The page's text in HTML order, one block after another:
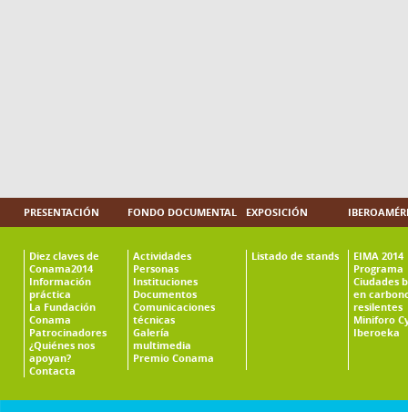
PRESENTACIÓN
Diez claves de
Conama2014
Información
práctica
La Fundación
Conama
Patrocinadores
¿Quiénes nos
apoyan?
Contacta
FONDO DOCUMENTAL
Actividades
Personas
Instituciones
Documentos
Comunicaciones
técnicas
Galería
multimedia
Premio Conama
EXPOSICIÓN
Listado de stands
EIMA 2014
Programa
Ciudades
en
resilentes
Miniforo
Iberoeka